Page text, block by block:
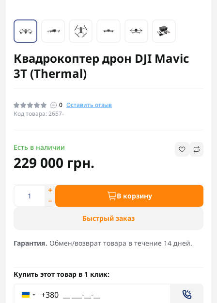
Квадрокоптер дрон DJI Mavic
3T (Thermal)
0 Оставить отзыв
Код товара: 2657-
Есть в наличии
229 000 грн.
В корзину
Быстрый заказ
Гарантия. Обмен/возврат товара в течение 14 дней.
Купить этот товар в 1 клик:
+380